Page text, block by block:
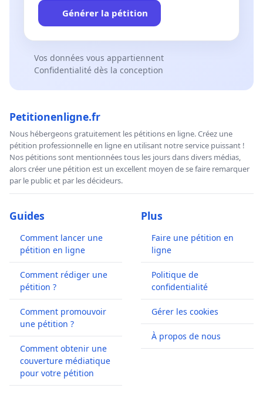
Générer la pétition
Vos données vous appartiennent
Confidentialité dès la conception
Petitionenligne.fr
Nous hébergeons gratuitement les pétitions en ligne. Créez une
pétition professionnelle en ligne en utilisant notre service puissant !
Nos pétitions sont mentionnées tous les jours dans divers médias,
alors créer une pétition est un excellent moyen de se faire remarquer
par le public et par les décideurs.
Guides
Comment lancer une
pétition en ligne
Comment rédiger une
pétition ?
Comment promouvoir
une pétition ?
Comment obtenir une
couverture médiatique
pour votre pétition
Plus
Faire une pétition en
ligne
Politique de
confidentialité
Gérer les cookies
À propos de nous